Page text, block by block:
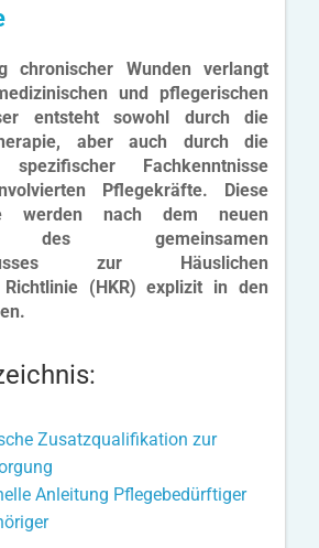
chronischer Wunden verlangt
und pflegerischen
entsteht sowohl durch die
aber auch durch die
spezifischer Fachkenntnisse
Pflegekräfte. Diese
werden nach dem neuen
des gemeinsamen
zur Häuslichen
Richtlinie (HKR) explizit in den
Zusatzqualifikation zur
Anleitung Pflegebedürftiger